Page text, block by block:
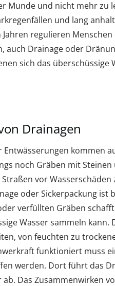
Munde und nicht mehr zu
und lang
regulieren
auch Drainage oder
sich das
Drainagen
kommen
noch Gräben mit
vor
oder Sickerpackung ist
verfüllten Gräben
Wasser sammeln
von feuchten zu
funktioniert muss
werden. Dort führt das
Das Zusammenwirken